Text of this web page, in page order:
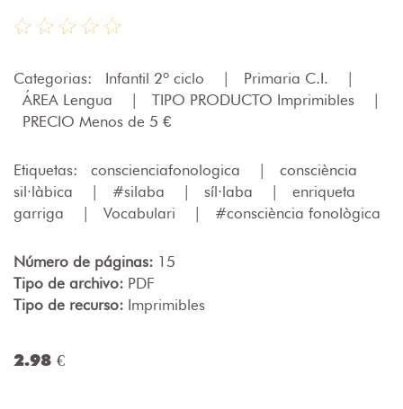
Categorias: Infantil 2º ciclo | Primaria C.I.
|
ÁREA Lengua
| TIPO PRODUCTO Imprimibles
|
PRECIO Menos de 5 €
Etiquetas: conscienciafonologica |
consciència
sil·làbica
| #silaba | síl·laba |
enriqueta
garriga
| Vocabulari | #consciència fonològica
Número de páginas: 15
Tipo de archivo: PDF
Tipo de recurso: Imprimibles
2.98 €